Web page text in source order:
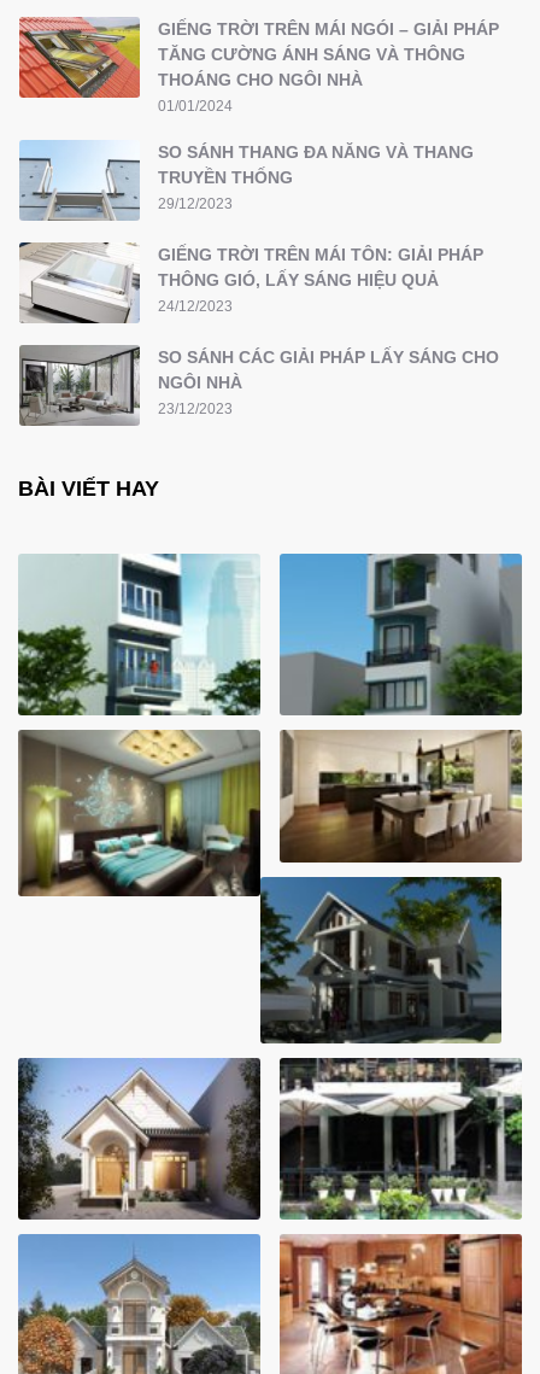
GIẾNG TRỜI TRÊN MÁI NGÓI – GIẢI PHÁP
TĂNG CƯỜNG ÁNH SÁNG VÀ THÔNG
THOÁNG CHO NGÔI NHÀ
01/01/2024
SO SÁNH THANG ĐA NĂNG VÀ THANG
TRUYỀN THỐNG
29/12/2023
GIẾNG TRỜI TRÊN MÁI TÔN: GIẢI PHÁP
THÔNG GIÓ, LẤY SÁNG HIỆU QUẢ
24/12/2023
SO SÁNH CÁC GIẢI PHÁP LẤY SÁNG CHO
NGÔI NHÀ
23/12/2023
BÀI VIẾT HAY